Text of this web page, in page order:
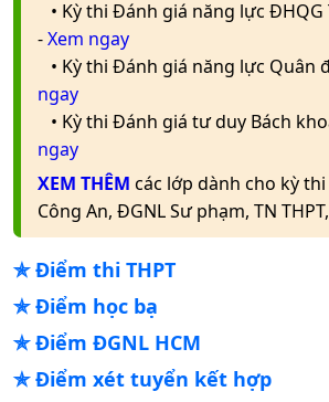
• Kỳ thi Đánh giá năng lực ĐHQG
-Xem ngay
• Kỳ thi Đánh giá năng lực Quân
ngay
• Kỳ thi Đánh giá tư duy Bách
ngay
XEM THÊM các lớp dành cho kỳ
Công An, ĐGNL Sư phạm, TN
✯Điểm thi THPT
✯Điểm học bạ
✯Điểm ĐGNL HCM
✯Điểm xét tuyển kết hợp